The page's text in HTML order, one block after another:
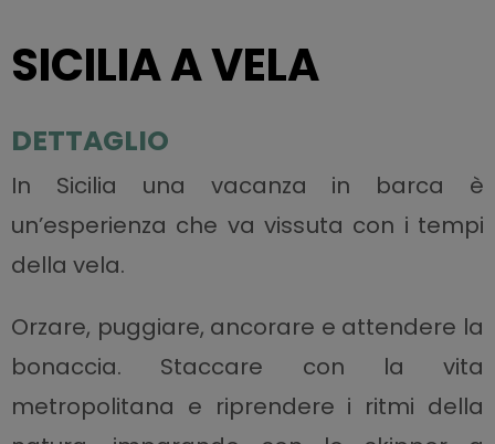
SICILIA A VELA
DETTAGLIO
In Sicilia una vacanza in barca è
un’esperienza che va vissuta con i tempi
della vela.
Orzare, puggiare, ancorare e attendere la
bonaccia. Staccare con la vita
metropolitana e riprendere i ritmi della